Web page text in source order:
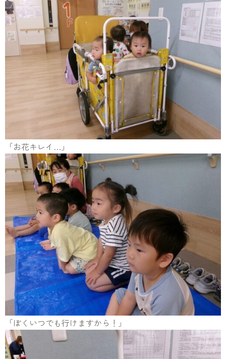
「お花キレイ…」
「ぼくいつでも行けますから！」